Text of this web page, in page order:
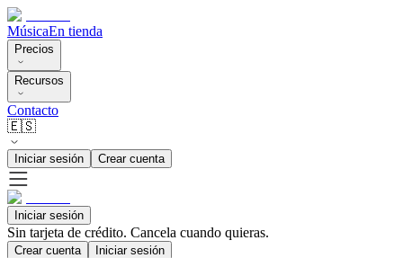
MúsicaEn tienda
Precios
Recursos
Contacto
🇪🇸
Iniciar sesión Crear cuenta
Iniciar sesión
Sin tarjeta de crédito. Cancela cuando quieras.
Crear cuenta Iniciar sesión